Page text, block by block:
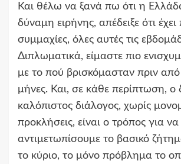
Και θέλω να ξανά πω ότι η
δύναμη ειρήνης, απέδειξε ότι
συμμαχίες, όλες αυτές τις
Διπλωματικά, είμαστε πιο
με το πού βρισκόμασταν πριν
μήνες. Και, σε κάθε περίπτωση, ο
καλόπιστος διάλογος, χωρίς
προκλήσεις, είναι ο τρόπος για να
αντιμετωπίσουμε το βασικό
το κύριο, το μόνο πρόβλημα το